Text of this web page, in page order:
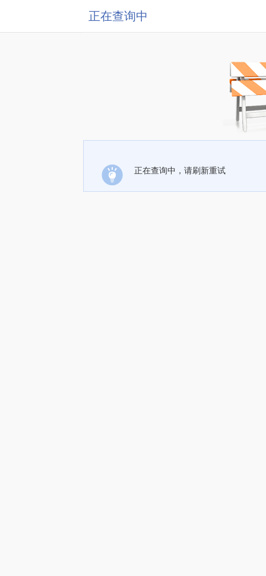
正在查询中
正在查询中，请刷新重试